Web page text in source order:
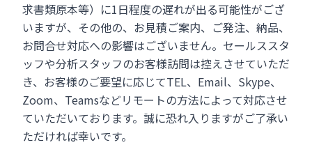
求書類原本等）に1日程度の遅れが出る可能性がござ
いますが、その他の、お見積ご案内、ご発注、納品、
お問合せ対応への影響はございません。セールススタ
ッフや分析スタッフのお客様訪問は控えさせていただ
き、お客様のご要望に応じてTEL、Email、Skype、
Zoom、Teamsなどリモートの方法によって対応させ
ていただいております。誠に恐れ入りますがご了承い
ただければ幸いです。